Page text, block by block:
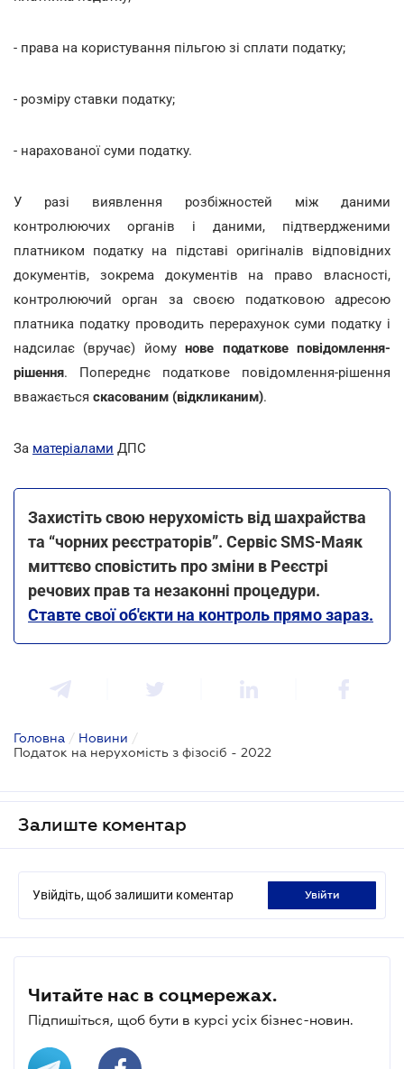
- права на користування пільгою зі сплати податку;
- розміру ставки податку;
- нарахованої суми податку.
У разі виявлення розбіжностей між даними
контролюючих органів і даними, підтвердженими
платником податку на підставі оригіналів відповідних
документів, зокрема документів на право власності,
контролюючий орган за своєю податковою адресою
платника податку проводить перерахунок суми податку і
надсилає (вручає) йомунове податкове повідомлення-
рішення. Попереднє податкове повідомлення-рішення
вважається скасованим (відкликаним).
За матеріалами ДПС
Захистіть свою нерухомість від шахрайства
та “чорних реєстраторів”. Сервіс SMS-Маяк
миттєво сповістить про зміни в Реєстрі
речових прав та незаконні процедури.
Ставте свої об'єкти на контроль прямо зараз.
Головна / Новини /
Податок на нерухомість з фізосіб - 2022
Залиште коментар
Увійдіть, щоб залишити коментар увійти
Читайте нас в соцмережах.
Підпишіться, щоб бути в курсі усіх бізнес-новин.